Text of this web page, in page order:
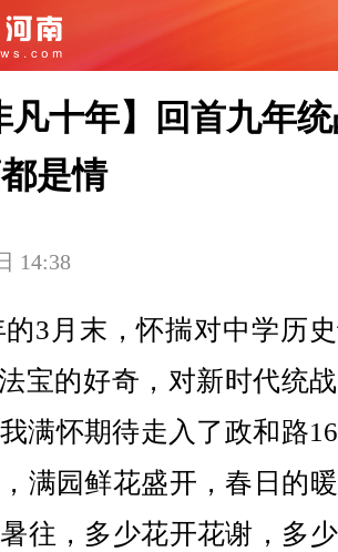
凡十年】回首九年
是情
14:38
月末，怀揣对中学历史
宝的好奇，对新时代统
满怀期待走入了政和路
满园鲜花盛开，春日的
往，多少花开花谢，多